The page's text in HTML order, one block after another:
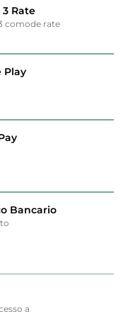
Rate
comode rate
Play
Bancario
a